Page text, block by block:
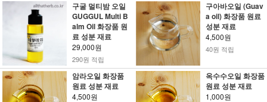
구굴 멀티밤 오일
GUGGUL Multi B
alm Oil 화장품 원
료 성분 재료
29,000원
290원 적립
구아바오일 (Guav
a oil) 화장품 원료
성분 재료
4,500원
40원 적립
암라오일 화장품
원료 성분 재료
4,500원
옥수수오일 화장품
원료 성분 재료
1,000원